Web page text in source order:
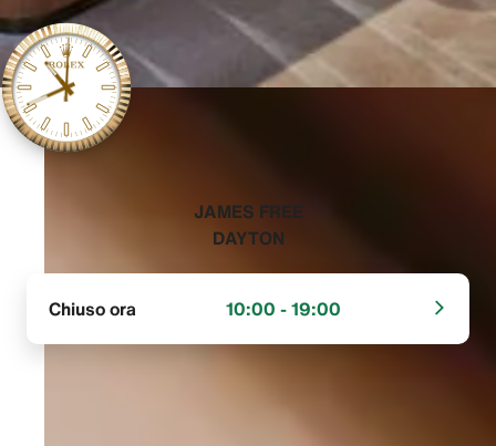
‭JAMES FREE
DAYTON‬
Chiuso ora 10:00 - 19:00